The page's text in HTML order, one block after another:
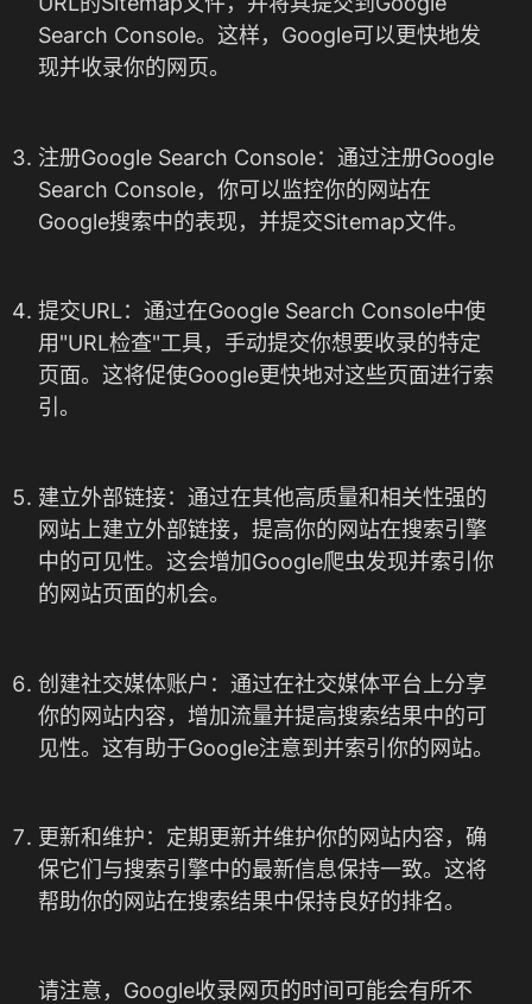
Search Console。这样，Google可以更快地发
现并收录你的网页。
注册Google Search Console：通过注册Google
Search Console，你可以监控你的网站在
Google搜索中的表现，并提交Sitemap文件。
提交URL：通过在Google Search Console中使
用"URL检查"工具，手动提交你想要收录的特定
页面。这将促使Google更快地对这些页面进行索
引。
建立外部链接：通过在其他高质量和相关性强的
网站上建立外部链接，提高你的网站在搜索引擎
中的可见性。这会增加Google爬虫发现并索引你
的网站页面的机会。
创建社交媒体账户：通过在社交媒体平台上分享
你的网站内容，增加流量并提高搜索结果中的可
见性。这有助于Google注意到并索引你的网站。
更新和维护：定期更新并维护你的网站内容，确
保它们与搜索引擎中的最新信息保持一致。这将
帮助你的网站在搜索结果中保持良好的排名。
请注意，Google收录网页的时间可能会有所不